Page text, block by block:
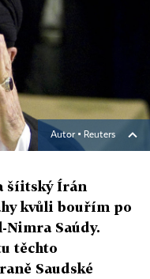
Autor ▪ Reuters
šíitský Írán
kvůli bouřím po
Saúdy.
těchto
Saudské